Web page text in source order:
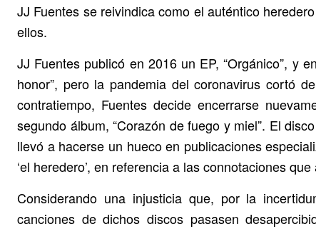
JJ Fuentes se reivindica como el auténtico
ellos.
JJ Fuentes publicó en 2016 un EP, “Orgánico”, y
honor”, pero la pandemia del coronavirus cortó
contratiempo, Fuentes decide encerrarse
segundo álbum, “Corazón de fuego y miel”. El
llevó a hacerse un hueco en publicaciones
‘el heredero’, en referencia a las connotaciones
Considerando una injusticia que, por la
canciones de dichos discos pasasen